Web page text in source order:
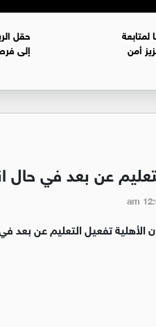
أمن
حقل
إلى
عن بعد في حال